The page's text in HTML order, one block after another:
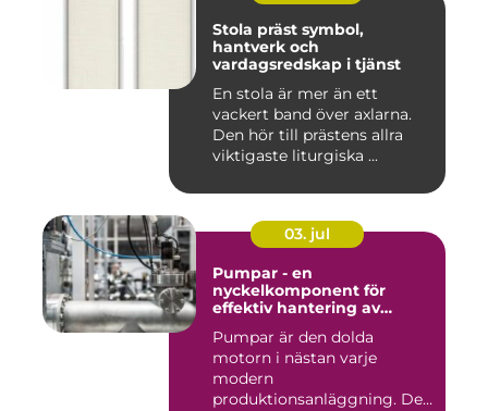
Stola präst symbol,
hantverk och
vardagsredskap i tjänst
En stola är mer än ett
vackert band över axlarna.
Den hör till prästens allra
viktigaste liturgiska ...
03. jul
Pumpar - en
nyckelkomponent för
effektiv hantering av
Pumpar är den dolda
motorn i nästan varje
modern
produktionsanläggning. De